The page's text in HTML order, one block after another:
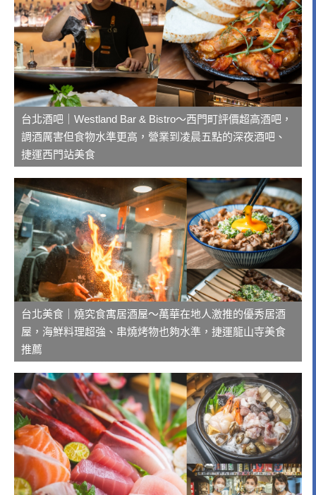
台北酒吧｜Westland Bar & Bistro～西門町評價超高酒吧，
調酒厲害但食物水準更高，營業到凌晨五點的深夜酒吧、
捷運西門站美食
台北美食｜燒究食寓居酒屋～萬華在地人激推的優秀居酒
屋，海鮮料理超強、串燒烤物也夠水準，捷運龍山寺美食
推薦